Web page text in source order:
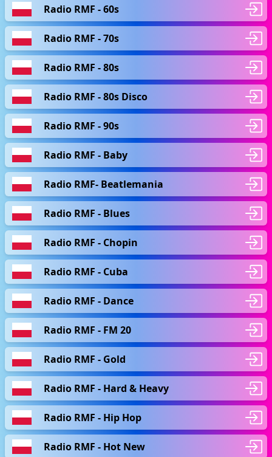
Radio RMF - 60s
Radio RMF - 70s
Radio RMF - 80s
Radio RMF - 80s Disco
Radio RMF - 90s
Radio RMF - Baby
Radio RMF- Beatlemania
Radio RMF - Blues
Radio RMF - Chopin
Radio RMF - Cuba
Radio RMF - Dance
Radio RMF - FM 20
Radio RMF - Gold
Radio RMF - Hard & Heavy
Radio RMF - Hip Hop
Radio RMF - Hot New